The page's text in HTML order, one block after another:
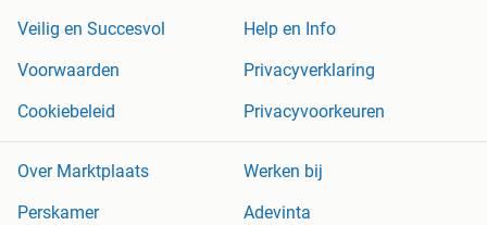
Veilig en Succesvol
Help en Info
Voorwaarden
Privacyverklaring
Cookiebeleid
Privacyvoorkeuren
Over Marktplaats
Werken bij
Perskamer
Adevinta